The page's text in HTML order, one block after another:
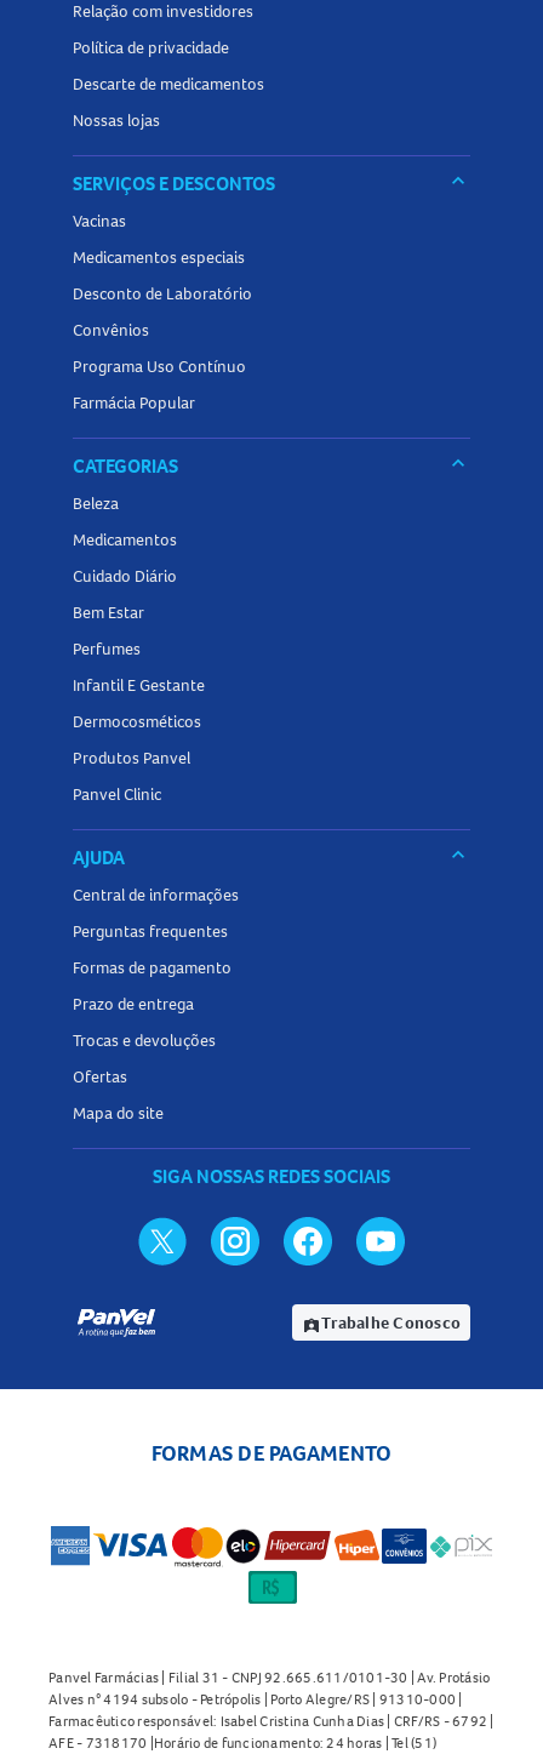
Relação com investidores
Política de privacidade
Descarte de medicamentos
Nossas lojas
SERVIÇOS E DESCONTOS keyboard_arrow_down
Vacinas
Medicamentos especiais
Desconto de Laboratório
Convênios
Programa Uso Contínuo
Farmácia Popular
CATEGORIAS keyboard_arrow_down
Beleza
Medicamentos
Cuidado Diário
Bem Estar
Perfumes
Infantil E Gestante
Dermocosméticos
Produtos Panvel
Panvel Clinic
AJUDA keyboard_arrow_down
Central de informações
Perguntas frequentes
Formas de pagamento
Prazo de entrega
Trocas e devoluções
Ofertas
Mapa do site
SIGA NOSSAS REDES SOCIAIS
assignment_indTrabalhe Conosco
FORMAS DE PAGAMENTO
Panvel Farmácias | Filial 31 - CNPJ 92.665.611/0101-30 | Av. Protásio
Alves n° 4194 subsolo - Petrópolis | Porto Alegre/RS | 91310-000 |
Farmacêutico responsável: Isabel Cristina Cunha Dias | CRF/RS - 6792 |
AFE - 7318170 |Horário de funcionamento: 24 horas | Tel (51)